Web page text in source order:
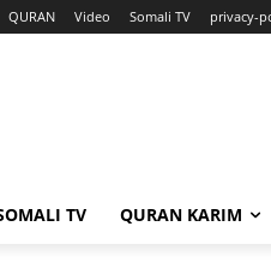
QURAN Video Somali TV privacy-
TV QURAN KARIM